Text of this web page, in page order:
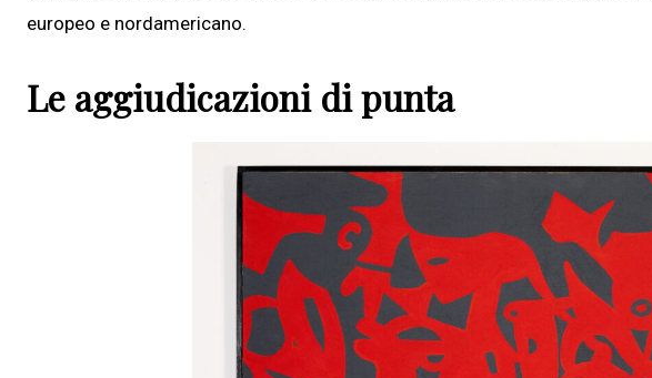
europeo e nordamericano.
Le aggiudicazioni di punta